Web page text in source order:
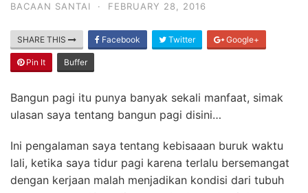
BACAAN SANTAI · FEBRUARY 28, 2016
SHARE THIS Facebook Twitter Google+
Pin It Buffer
Bangun pagi itu punya banyak sekali manfaat, simak
ulasan saya tentang bangun pagi disini…
Ini pengalaman saya tentang kebisaaan buruk waktu
lali, ketika saya tidur pagi karena terlalu bersemangat
dengan kerjaan malah menjadikan kondisi dari tubuh